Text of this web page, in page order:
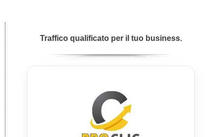
Traffico qualificato per il tuo business.